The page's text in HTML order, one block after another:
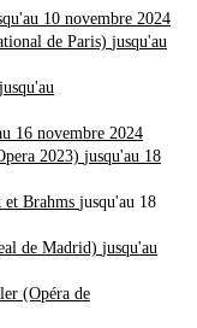
10 novembre 2024
de Paris) jusqu'au
jusqu'au
16 novembre 2024
2023) jusqu'au 18
et Brahms jusqu'au 18
de Madrid) jusqu'au
(Opéra de